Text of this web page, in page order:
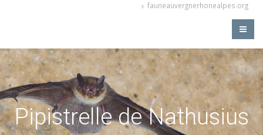
fauneauvergnerhonealpes.org
Pipistrelle de Nathusius